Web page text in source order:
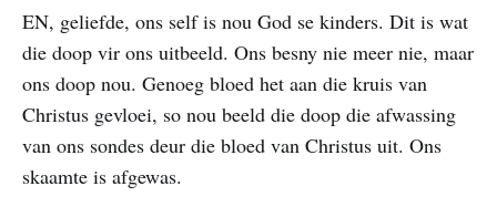
EN, geliefde, ons self is nou God se kinders. Dit is wat
die doop vir ons uitbeeld. Ons besny nie meer nie, maar
ons doop nou. Genoeg bloed het aan die kruis van
Christus gevloei, so nou beeld die doop die afwassing
van ons sondes deur die bloed van Christus uit. Ons
skaamte is afgewas.